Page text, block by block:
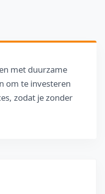
met duurzame
om te investeren
zodat je zonder